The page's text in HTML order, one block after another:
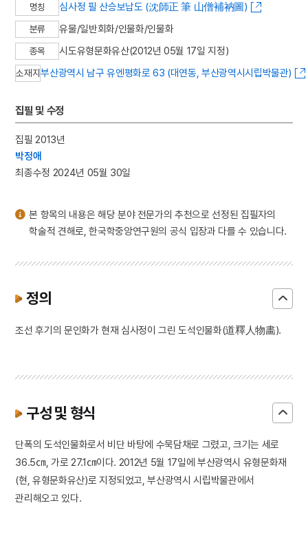
3
8·15광복
4 불설대보부모은중경
5 5·16
6 격음
명칭 심사정 필 산승보납도 (沈師正 筆 山僧補衲圖)
분류 유물/일반회화/인물화/인물화
종목 시도유형문화유산(2012년 05월 17일 지정)
소재지 부산광역시 남구 유엔평화로 63 (대연동, 부산광역시시립박물관)
집필 및 수정
집필 2013년
박정애
최종수정 2024년 05월 30일
본 항목의 내용은 해당 분야 전문가의 추천으로 선정된 집필자의
학술적 견해로, 한국학중앙연구원의 공식 입장과 다를 수 있습니다.
정의
조선 후기의 문인화가 현재 심사정이 그린 도석인물화(道釋人物畵).
구성 및 형식
단폭의 도석인물화로서 비단 바탕에 수묵담채로 그렸고, 크기는 세로
36.5㎝, 가로 27.1㎝이다. 2012년 5월 17일에 부산광역시 유형문화재
(현, 유형문화유산)로 지정되었고, 부산광역시 시립박물관에서
관리해오고 있다.